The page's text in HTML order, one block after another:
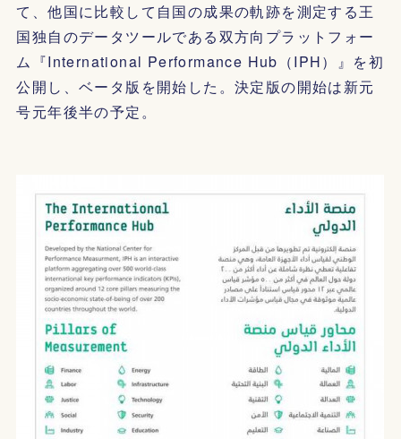
て、他国に比較して自国の成果の軌跡を測定する王
国独自のデータツールである双方向プラットフォー
ム『International Performance Hub（IPH）』を初
公開し、ベータ版を開始した。決定版の開始は新元
号元年後半の予定。